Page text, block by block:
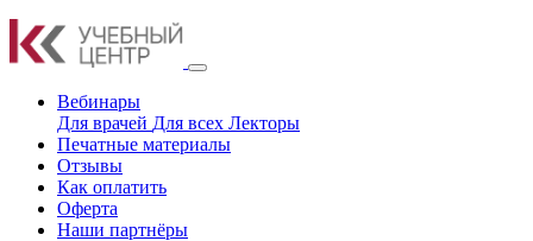
Вебинары
Для врачей Для всех Лекторы
Печатные материалы
Отзывы
Как оплатить
Оферта
Наши партнёры